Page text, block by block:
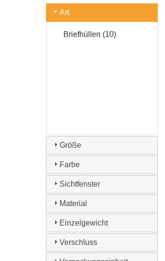
Art
Briefhüllen (10)
Größe
Farbe
Sichtfenster
Material
Einzelgewicht
Verschluss